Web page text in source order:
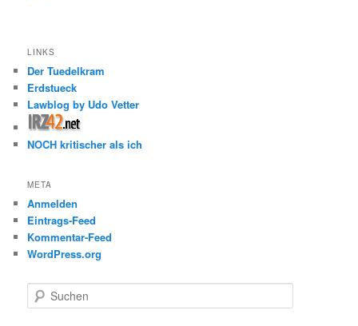
LINKS
Der Tuedelkram
Erdstueck
Lawblog by Udo Vetter
NOCH kritischer als ich
META
Anmelden
Eintrags-Feed
Kommentar-Feed
WordPress.org
u